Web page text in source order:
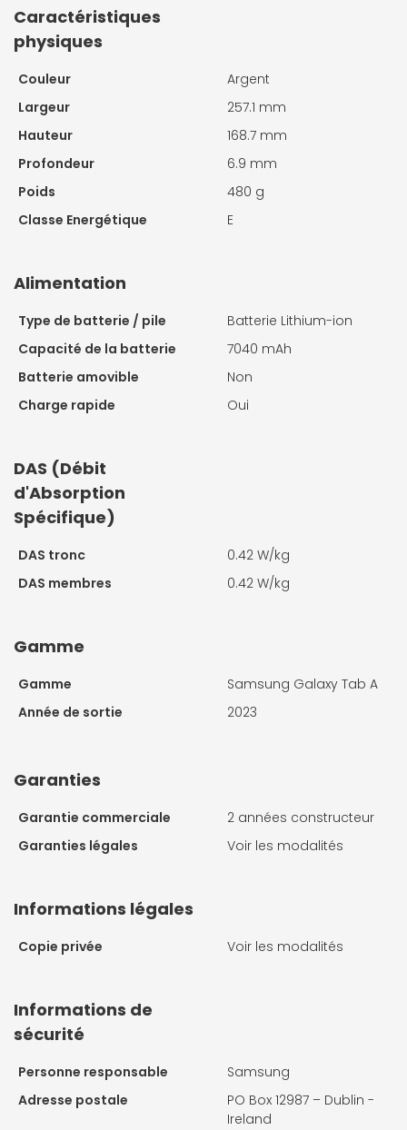
Caractéristiques
physiques
Couleur
Argent
Largeur
257.1 mm
Hauteur
168.7 mm
Profondeur
6.9 mm
Poids
480 g
Classe Energétique
E
Alimentation
Type de batterie / pile
Batterie Lithium-ion
Capacité de la batterie
7040 mAh
Batterie amovible
Non
Charge rapide
Oui
DAS (Débit
d'Absorption
Spécifique)
DAS tronc
0.42 W/kg
DAS membres
0.42 W/kg
Gamme
Gamme
Samsung Galaxy Tab A
Année de sortie
2023
Garanties
Garantie commerciale
2 années constructeur
Garanties légales
Voir les modalités
Informations légales
Copie privée Voir les modalités
Informations de
sécurité
Personne responsable
Samsung
Adresse postale
PO Box 12987 – Dublin -
Ireland